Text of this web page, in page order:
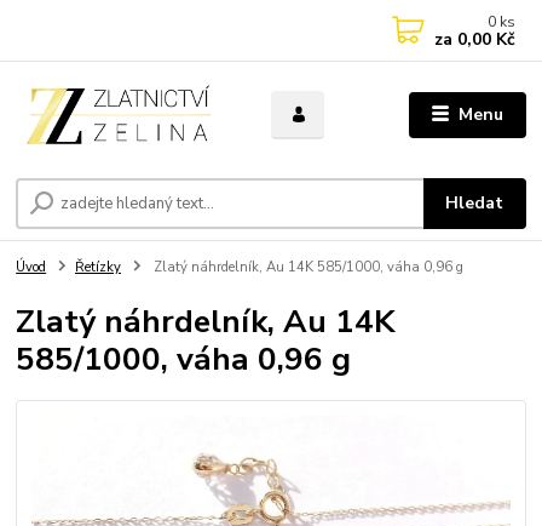
Menu
Hledat
0 ks
za 0,00 Kč
Úvod Řetízky Zlatý náhrdelník, Au 14K 585/1000, váha 0,96 g
Zlatý náhrdelník, Au 14K
585/1000, váha 0,96 g